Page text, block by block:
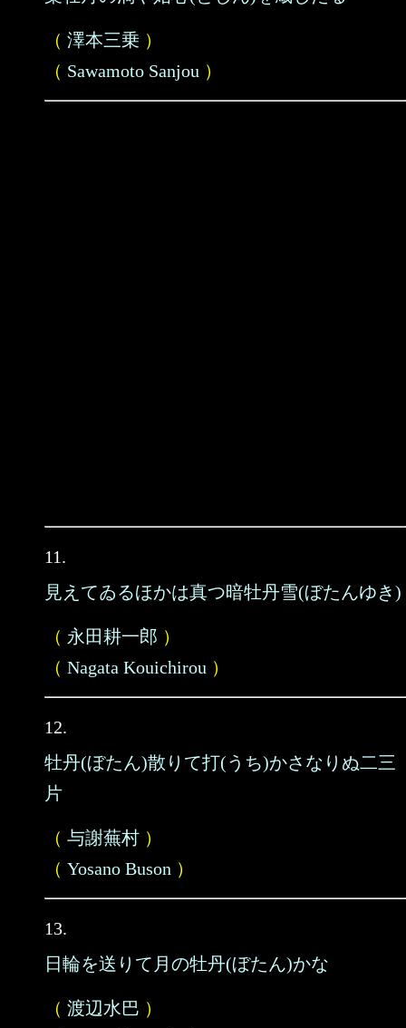
（ 澤本三乗 ）
（ Sawamoto Sanjou ）
11.
見えてゐるほかは真つ暗牡丹雪(ぼたんゆき)
（ 永田耕一郎 ）
（ Nagata Kouichirou ）
12.
牡丹(ぼたん)散りて打(うち)かさなりぬ二三
片
（ 与謝蕪村 ）
（ Yosano Buson ）
13.
日輪を送りて月の牡丹(ぼたん)かな
（ 渡辺水巴 ）